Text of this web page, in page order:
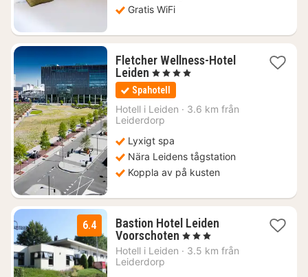
Gratis WiFi
Fletcher Wellness-Hotel
Leiden 1
natt
från
1134
kr.
, 4 Stjärnor
Spahotell
Hotell i Leiden · 3.6 km från
Leiderdorp
Lyxigt spa
Nära Leidens tågstation
Koppla av på kusten
6.4
Bastion Hotel Leiden
Voorschoten 1
natt
, 3 Stjärnor
Hotell i Leiden · 3.5 km från
Leiderdorp